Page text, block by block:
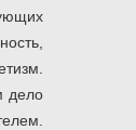
дело